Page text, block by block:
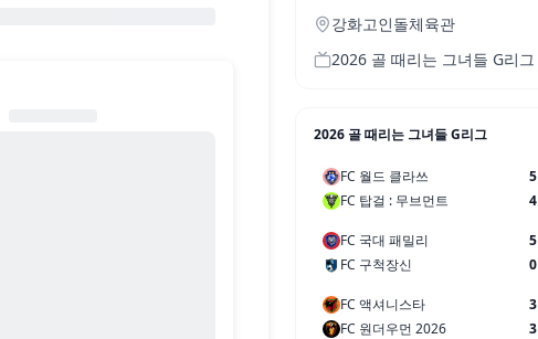
강화고인돌체육관
2026 골 때리는 그녀들 G리그
2026 골 때리는 그녀들 G리그
FC 월드 클라쓰
5
FC 탑걸 : 무브먼트
4
FC 국대 패밀리
5
FC 구척장신
0
FC 액셔니스타
3
FC 원더우먼 2026
3